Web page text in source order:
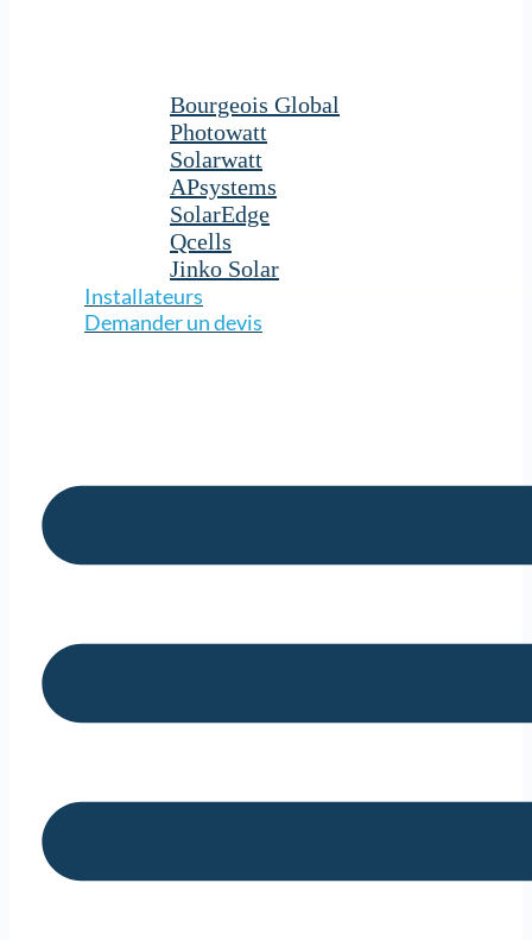
Bourgeois Global
Photowatt
Solarwatt
APsystems
SolarEdge
Qcells
Jinko Solar
Installateurs
Demander un devis